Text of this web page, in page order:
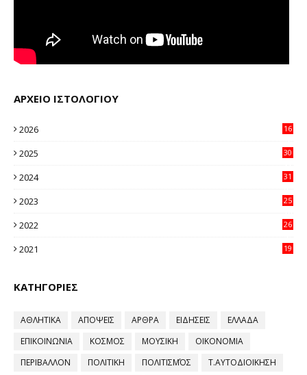
ΑΡΧΕΙΟ ΙΣΤΟΛΟΓΙΟΥ
2026
16
2025
30
2024
31
2023
25
2022
26
2021
19
ΚΑΤΗΓΟΡΙΕΣ
ΑΘΛΗΤΙΚΑ ΑΠΟΨΕΙΣ ΑΡΘΡΑ ΕΙΔΗΣΕΙΣ
ΕΛΛΑΔΑ
ΕΠΙΚΟΙΝΩΝΙΑ
ΚΟΣΜΟΣ ΜΟΥΣΙΚΗ
ΟΙΚΟΝΟΜΙΑ
ΠΕΡΙΒΑΛΛΟΝ
ΠΟΛΙΤΙΚΗ ΠΟΛΙΤΙΣΜΌΣ
Τ.ΑΥΤΟΔΙΟΙΚΗΣΗ